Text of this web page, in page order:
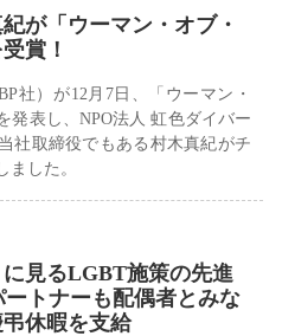
が「ウーマン・オブ・
賞！
社）が12月7日、「ウーマン・
発表し、NPO法人 虹色ダイバー
社取締役でもある村木真紀がチ
ました。
に見るLGBT施策の先進
トナーも配偶者とみな
休暇を支給